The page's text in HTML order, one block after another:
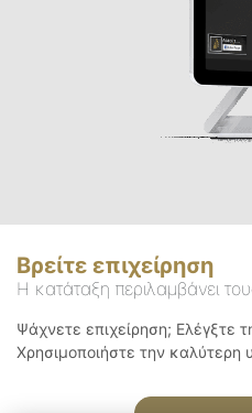
Βρείτε επιχείρηση
Η κατάταξη περιλαμβάνει
Ψάχνετε επιχείρηση; Ελέγξτε
Χρησιμοποιήστε την καλύτερη